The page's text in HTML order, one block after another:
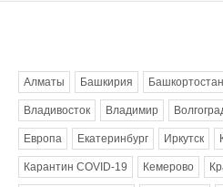
Алматы Башкирия Башкортостан
Владивосток Владимир
Европа Екатеринбург Иркутск
Карантин COVID-19 Кемерово